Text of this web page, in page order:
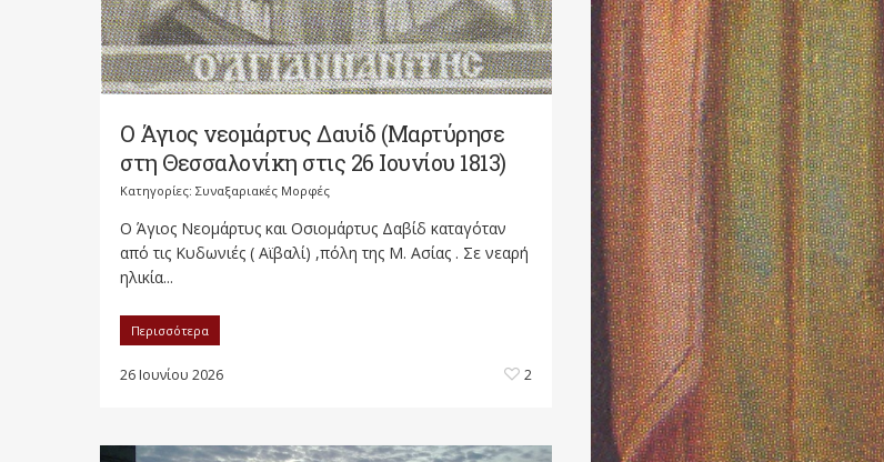
Ο Άγιος νεομάρτυς Δαυίδ (Μαρτύρησε
στη Θεσσαλονίκη στις 26 Ιουνίου 1813)
Κατηγορίες: Συναξαριακές Μορφές
Ο Άγιος Νεομάρτυς και Οσιομάρτυς Δαβίδ καταγόταν
από τις Κυδωνιές ( Αϊβαλί) ,πόλη της Μ. Ασίας . Σε νεαρή
ηλικία...
Περισσότερα
26 Ιουνίου 2026 2